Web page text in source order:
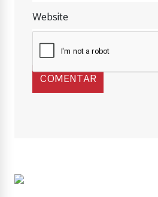
Website